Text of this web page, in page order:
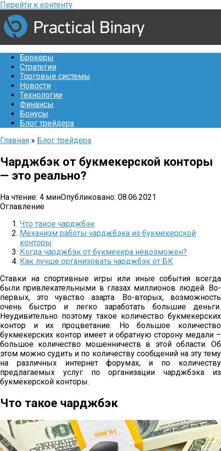
Перейти к контенту
Брокеры
Стратегии
Торговые системы
Новости
Технологии
Финансы
Бонусы
Блог трейдера
Главная » Блог трейдера
Чарджбэк от букмекерской конторы
— это реально?
На чтение: 4 минОпубликовано: 08.06.2021
Оглавление
Что такое чарджбэк
Механизм работы чарджбэка из букмекерской
конторы
Когда чарджбэк от букмекера невозможен?
Как лучше организовать чарджбэк от БК
Ставки на спортивные игры или иные события всегда
были привлекательными в глазах миллионов людей. Во-
первых, это чувство азарта. Во-вторых, возможность
очень быстро и легко заработать большие деньги.
Неудивительно поэтому такое количество букмекерских
контор и их процветание. Но большое количество
букмекерских контор имеет и обратную сторону медали –
большое количество мошенничеств в этой области. Об
этом можно судить и по количеству сообщений на эту тему
на различных интернет форумах, и по количеству
предлагаемых услуг по организации чарджбэка из
букмекерской конторы.
Что такое чарджбэк